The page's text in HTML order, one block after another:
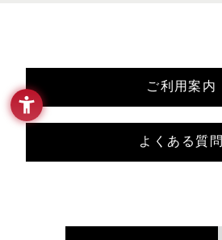
ご利用案内
よくある質問